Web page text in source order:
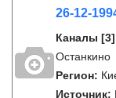
26-12-
Каналы [3]
Останкино
Регион:
Источник: